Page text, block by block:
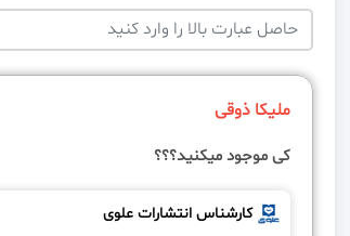
ملیکا ذوقی
کی موجود میکنید؟؟؟
کارشناس انتشارات علوی